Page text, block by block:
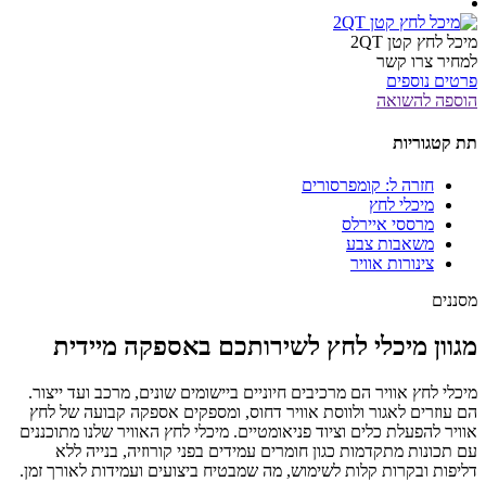
מיכל לחץ קטן 2QT
למחיר צרו קשר
פרטים נוספים
הוספה להשואה
תת קטגוריות
חזרה ל: קומפרסורים
מיכלי לחץ
מרססי איירלס
משאבות צבע
צינורות אוויר
מסננים
מגוון מיכלי לחץ לשירותכם באספקה מיידית
מיכלי לחץ אוויר הם מרכיבים חיוניים ביישומים שונים, מרכב ועד ייצור.
הם עוזרים לאגור ולווסת אוויר דחוס, ומספקים אספקה ​​קבועה של לחץ
אוויר להפעלת כלים וציוד פניאומטיים. מיכלי לחץ האוויר שלנו מתוכננים
עם תכונות מתקדמות כגון חומרים עמידים בפני קורוזיה, בנייה ללא
דליפות ובקרות קלות לשימוש, מה שמבטיח ביצועים ועמידות לאורך זמן.